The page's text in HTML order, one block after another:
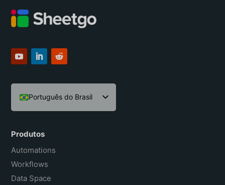
Português do Brasil
English
Español
Français
Produtos
Automations
Workflows
Data Space